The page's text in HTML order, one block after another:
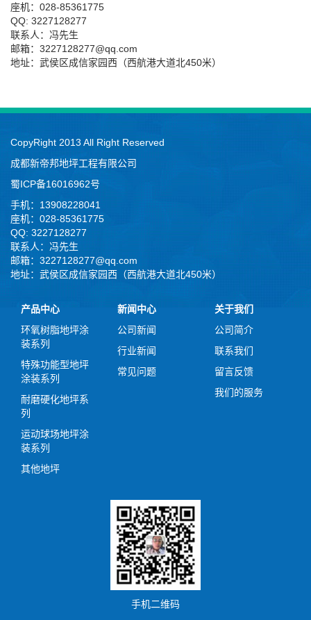
座机：028-85361775
QQ: 3227128277
联系人：冯先生
邮箱：3227128277@qq.com
地址：武侯区成信家园西（西航港大道北450米）
CopyRight 2013 All Right Reserved
成都新帝邦地坪工程有限公司
蜀ICP备16016962号
手机：13908228041
座机：028-85361775
QQ: 3227128277
联系人：冯先生
邮箱：3227128277@qq.com
地址：武侯区成信家园西（西航港大道北450米）
产品中心
环氧树脂地坪涂
装系列
特殊功能型地坪
涂装系列
耐磨硬化地坪系
列
运动球场地坪涂
装系列
其他地坪
新闻中心
公司新闻
行业新闻
常见问题
关于我们
公司简介
联系我们
留言反馈
我们的服务
手机二维码